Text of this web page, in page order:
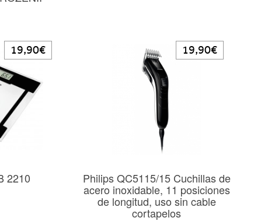
2210
19,90€
Philips QC5115/15 Cuchillas de
acero inoxidable, 11 posiciones
de longitud, uso sin cable
cortapelos
19,90€